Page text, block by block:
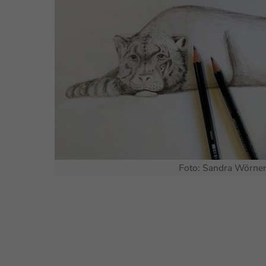
Foto: Sandra Wörner